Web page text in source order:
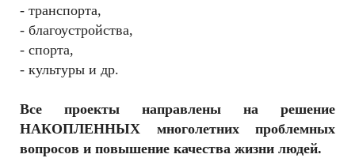
- транспорта,
- благоустройства,
- спорта,
- культуры и др.
Все проекты направлены на решение
НАКОПЛЕННЫХ многолетних проблемных
вопросов и повышение качества жизни людей.